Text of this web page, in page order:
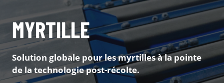
MYRTILLE
Solution globale pour les myrtilles à la pointe
de la technologie post-récolte.